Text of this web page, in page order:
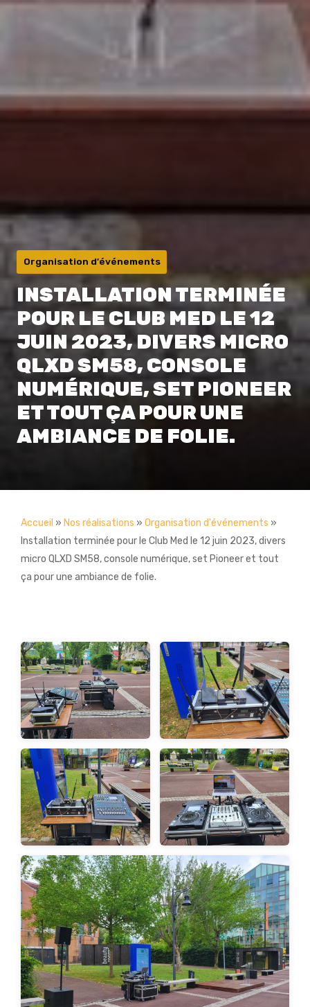
Organisation d'événements
INSTALLATION TERMINÉE
POUR LE CLUB MED LE 12
JUIN 2023, DIVERS MICRO
QLXD SM58, CONSOLE
NUMÉRIQUE, SET PIONEER
ET TOUT ÇA POUR UNE
AMBIANCE DE FOLIE.
Accueil » Nos réalisations » Organisation d'événements »
Installation terminée pour le Club Med le 12 juin 2023, divers
micro QLXD SM58, console numérique, set Pioneer et tout
ça pour une ambiance de folie.